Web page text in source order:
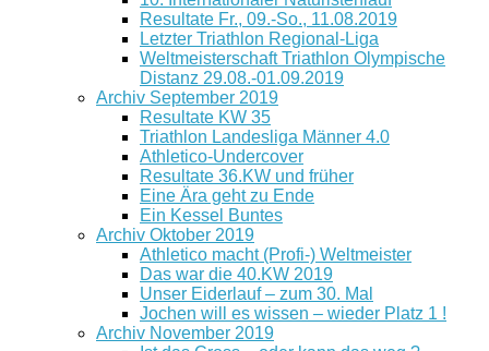
Resultate Fr., 09.-So., 11.08.2019
Letzter Triathlon Regional-Liga
Weltmeisterschaft Triathlon Olympische
Distanz 29.08.-01.09.2019
Archiv September 2019
Resultate KW 35
Triathlon Landesliga Männer 4.0
Athletico-Undercover
Resultate 36.KW und früher
Eine Ära geht zu Ende
Ein Kessel Buntes
Archiv Oktober 2019
Athletico macht (Profi-) Weltmeister
Das war die 40.KW 2019
Unser Eiderlauf – zum 30. Mal
Jochen will es wissen – wieder Platz 1 !
Archiv November 2019